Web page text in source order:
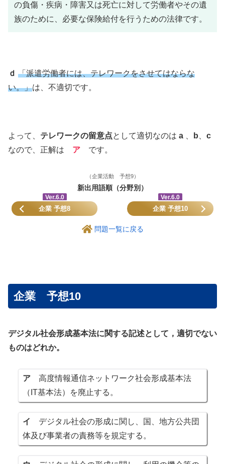
の負傷・疾病・障害又は死亡に対して労働者やその遺
族のために、必要な保険給付を行うための法律です。
ｄ 「派遣労働者には、テレワークをさせてはならな
い。」は、不適切です。
よって、 テレワークの留意点として適切なのは a b
c
なので、正解は ア です。
（企業活動 予想9）
新出用語順（分野別）
Ver.6.0 Ver.6.0
企業 予想8 企業 予想10
問題一覧に戻る
企業 予想10
デジタル社会形成基本法に関する記述として，適切でない
ものはどれか。
ア 高度情報通信ネットワーク社会形成基本法
（IT基本法）を廃止する。
イ
デジタル社会の形成に関し、国、地方公共団
体及び事業者の責務等を規定する。